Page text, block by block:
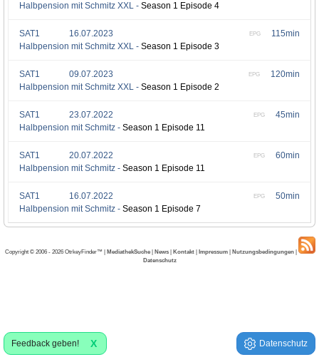
Halbpension mit Schmitz XXL - Season 1 Episode 4
115min
EPG
SAT1
16.07.2023
Halbpension mit Schmitz XXL - Season 1 Episode 3
120min
EPG
SAT1
09.07.2023
Halbpension mit Schmitz XXL - Season 1 Episode 2
45min
EPG
SAT1
23.07.2022
Halbpension mit Schmitz - Season 1 Episode 11
60min
EPG
SAT1
20.07.2022
Halbpension mit Schmitz - Season 1 Episode 11
50min
EPG
SAT1
16.07.2022
Halbpension mit Schmitz - Season 1 Episode 7
Copyright © 2006 - 2026 OtrkeyFinder™ | MediathekSuche | News | Kontakt | Impressum | Nutzungsbedingungen |
Datenschutz
Feedback geben! X Datenschutz